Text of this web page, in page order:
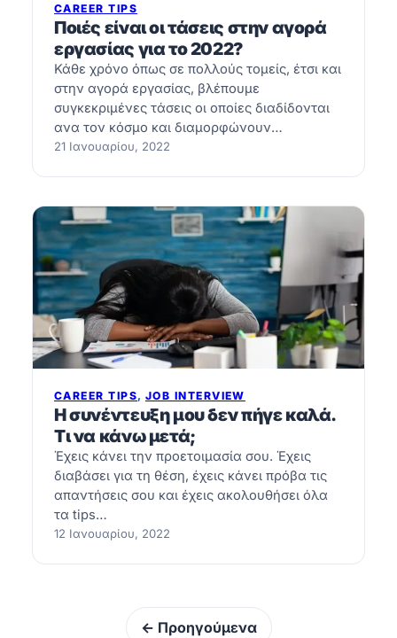
CAREER TIPS
Ποιές είναι οι τάσεις στην αγορά
εργασίας για το 2022?
Κάθε χρόνο όπως σε πολλούς τομείς, έτσι και
στην αγορά εργασίας, βλέπουμε
συγκεκριμένες τάσεις οι οποίες διαδίδονται
ανα τον κόσμο και διαμορφώνουν…
21 Ιανουαρίου, 2022
CAREER TIPS, JOB INTERVIEW
Η συνέντευξη μου δεν πήγε καλά.
Τι να κάνω μετά;
Έχεις κάνει την προετοιμασία σου. Έχεις
διαβάσει για τη θέση, έχεις κάνει πρόβα τις
απαντήσεις σου και έχεις ακολουθήσει όλα
τα tips…
12 Ιανουαρίου, 2022
← Προηγούμενα